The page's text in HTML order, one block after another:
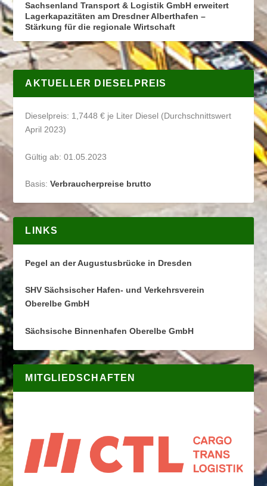
Sachsenland Transport & Logistik GmbH erweitert
Lagerkapazitäten am Dresdner Alberthafen –
Stärkung für die regionale Wirtschaft
AKTUELLER DIESELPREIS
Dieselpreis: 1,7448 € je Liter Diesel (Durchschnittswert
April 2023)
Gültig ab: 01.05.2023
Basis:Verbraucherpreise brutto
LINKS
Pegel an der Augustusbrücke in Dresden
SHV Sächsischer Hafen- und Verkehrsverein
Oberelbe GmbH
Sächsische Binnenhafen Oberelbe GmbH
MITGLIEDSCHAFTEN